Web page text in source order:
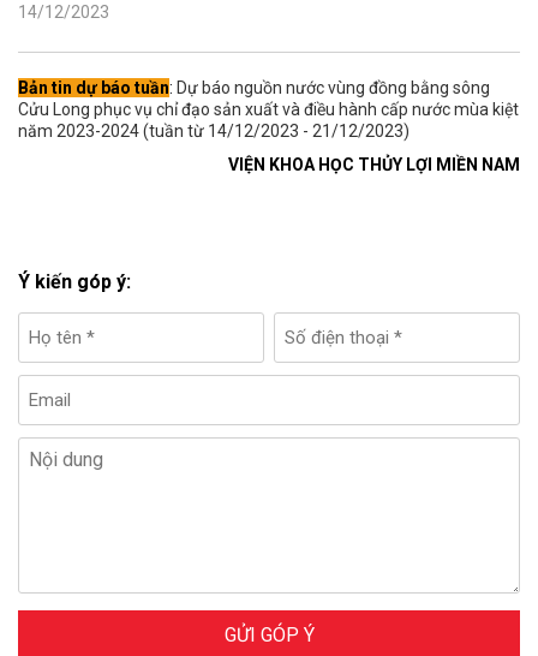
14/12/2023
Bản tin dự báo tuần: Dự báo nguồn nước vùng đồng bằng sông
Cửu Long phục vụ chỉ đạo sản xuất và điều hành cấp nước mùa kiệt
năm 2023-2024 (tuần từ 14/12/2023 - 21/12/2023)
VIỆN KHOA HỌC THỦY LỢI MIỀN NAM
Ý kiến góp ý:
GỬI GÓP Ý